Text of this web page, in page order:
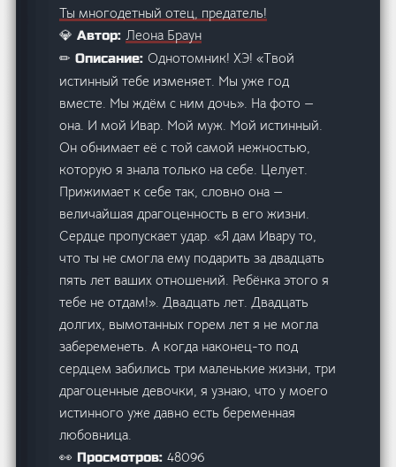
Ты многодетный отец, предатель!
💎 Автор:Леона Браун
✏ Описание:Однотомник! ХЭ! «Твой
истинный тебе изменяет. Мы уже год
вместе. Мы ждём с ним дочь». На фото —
она. И мой Ивар. Мой муж. Мой истинный.
Он обнимает её с той самой нежностью,
которую я знала только на себе. Целует.
Прижимает к себе так, словно она —
величайшая драгоценность в его жизни.
Сердце пропускает удар. «Я дам Ивару то,
что ты не смогла ему подарить за двадцать
пять лет ваших отношений. Ребёнка этого я
тебе не отдам!». Двадцать лет. Двадцать
долгих, вымотанных горем лет я не могла
забеременеть. А когда наконец-то под
сердцем забились три маленькие жизни, три
драгоценные девочки, я узнаю, что у моего
истинного уже давно есть беременная
любовница.
👀 Просмотров:48096